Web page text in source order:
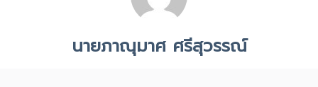
นายภาณุมาศ ศรีสุวรรณ์